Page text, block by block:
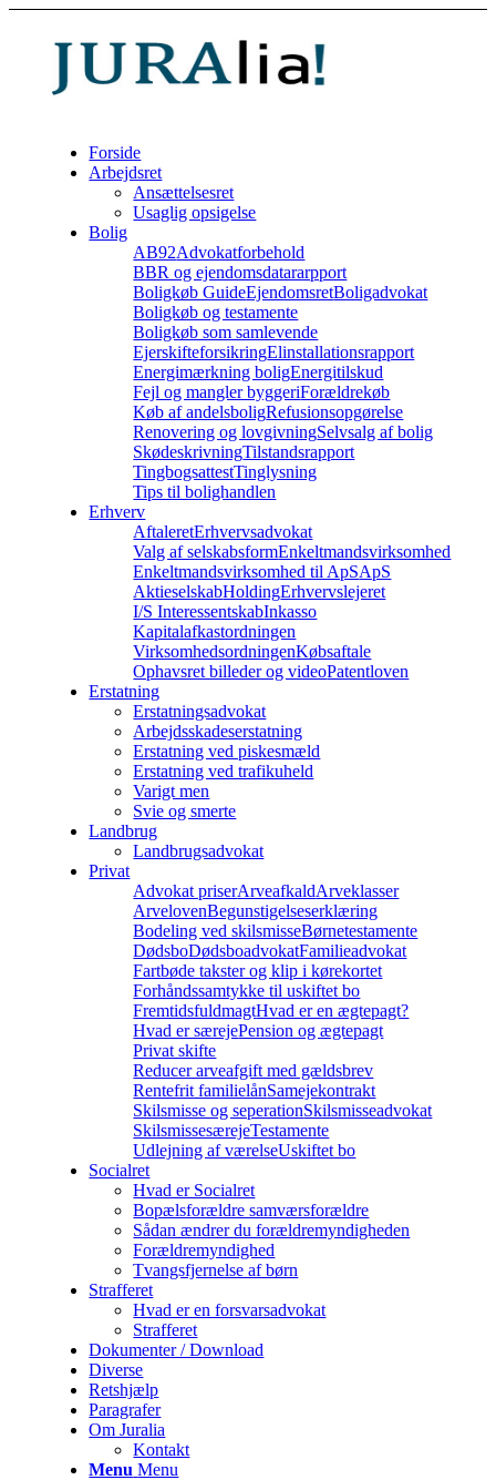
Forside
Arbejdsret
Ansættelsesret
Usaglig opsigelse
Bolig
AB92Advokatforbehold
BBR og ejendomsdatararpport
Boligkøb GuideEjendomsretBoligadvokat
Boligkøb og testamente
Boligkøb som samlevende
EjerskifteforsikringElinstallationsrapport
Energimærkning boligEnergitilskud
Fejl og mangler byggeriForældrekøb
Køb af andelsboligRefusionsopgørelse
Renovering og lovgivningSelvsalg af bolig
SkødeskrivningTilstandsrapport
TingbogsattestTinglysning
Tips til bolighandlen
Erhverv
AftaleretErhvervsadvokat
Valg af selskabsformEnkeltmandsvirksomhed
Enkeltmandsvirksomhed til ApSApS
AktieselskabHoldingErhvervslejeret
I/S InteressentskabInkasso
Kapitalafkastordningen
VirksomhedsordningenKøbsaftale
Ophavsret billeder og videoPatentloven
Erstatning
Erstatningsadvokat
Arbejdsskadeserstatning
Erstatning ved piskesmæld
Erstatning ved trafikuheld
Varigt men
Svie og smerte
Landbrug
Landbrugsadvokat
Privat
Advokat priserArveafkaldArveklasser
ArvelovenBegunstigelseserklæring
Bodeling ved skilsmisseBørnetestamente
DødsboDødsboadvokatFamilieadvokat
Fartbøde takster og klip i kørekortet
Forhåndssamtykke til uskiftet bo
FremtidsfuldmagtHvad er en ægtepagt?
Hvad er særejePension og ægtepagt
Privat skifte
Reducer arveafgift med gældsbrev
Rentefrit familielånSamejekontrakt
Skilsmisse og seperationSkilsmisseadvokat
SkilsmissesærejeTestamente
Udlejning af værelseUskiftet bo
Socialret
Hvad er Socialret
Bopælsforældre samværsforældre
Sådan ændrer du forældremyndigheden
Forældremyndighed
Tvangsfjernelse af børn
Strafferet
Hvad er en forsvarsadvokat
Strafferet
Dokumenter / Download
Diverse
Retshjælp
Paragrafer
Om Juralia
Kontakt
Menu Menu